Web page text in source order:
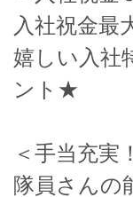
入社祝金最
嬉しい入社
ント★
＜手当充実
隊員さんの